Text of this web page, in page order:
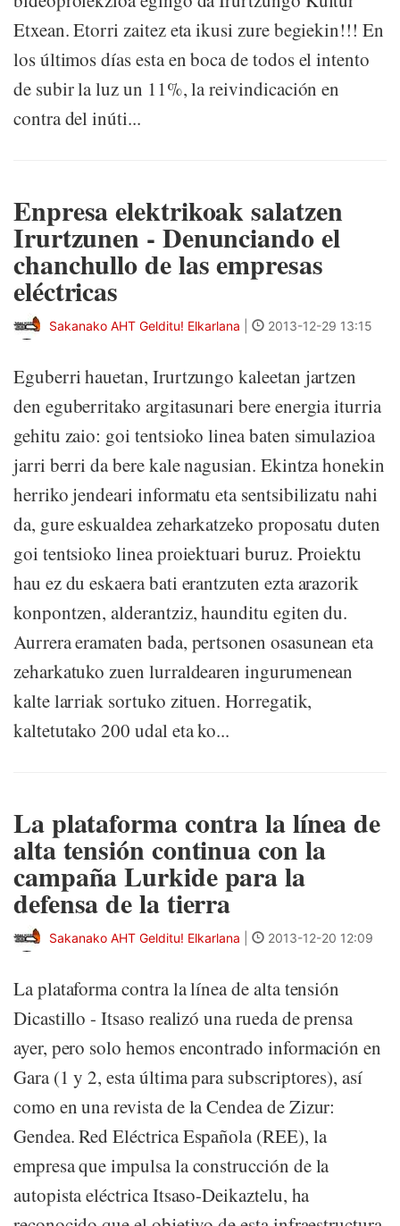
Etxean. Etorri zaitez eta ikusi zure begiekin!!! En
los últimos días esta en boca de todos el intento
de subir la luz un 11%, la reivindicación en
contra del inúti...
Enpresa elektrikoak salatzen
Irurtzunen - Denunciando el
chanchullo de las empresas
eléctricas
Sakanako AHT Gelditu! Elkarlana 2013-12-29 13:15
Eguberri hauetan, Irurtzungo kaleetan jartzen
den eguberritako argitasunari bere energia iturria
gehitu zaio: goi tentsioko linea baten simulazioa
jarri berri da bere kale nagusian. Ekintza honekin
herriko jendeari informatu eta sentsibilizatu nahi
da, gure eskualdea zeharkatzeko proposatu duten
goi tentsioko linea proiektuari buruz. Proiektu
hau ez du eskaera bati erantzuten ezta arazorik
konpontzen, alderantziz, haunditu egiten du.
Aurrera eramaten bada, pertsonen osasunean eta
zeharkatuko zuen lurraldearen ingurumenean
kalte larriak sortuko zituen. Horregatik,
kaltetutako 200 udal eta ko...
La plataforma contra la línea de
alta tensión continua con la
campaña Lurkide para la
defensa de la tierra
Sakanako AHT Gelditu! Elkarlana 2013-12-20 12:09
La plataforma contra la línea de alta tensión
Dicastillo - Itsaso realizó una rueda de prensa
ayer, pero solo hemos encontrado información en
Gara (1 y 2, esta última para subscriptores), así
como en una revista de la Cendea de Zizur:
Gendea. Red Eléctrica Española (REE), la
empresa que impulsa la construcción de la
autopista eléctrica Itsaso-Deikaztelu, ha